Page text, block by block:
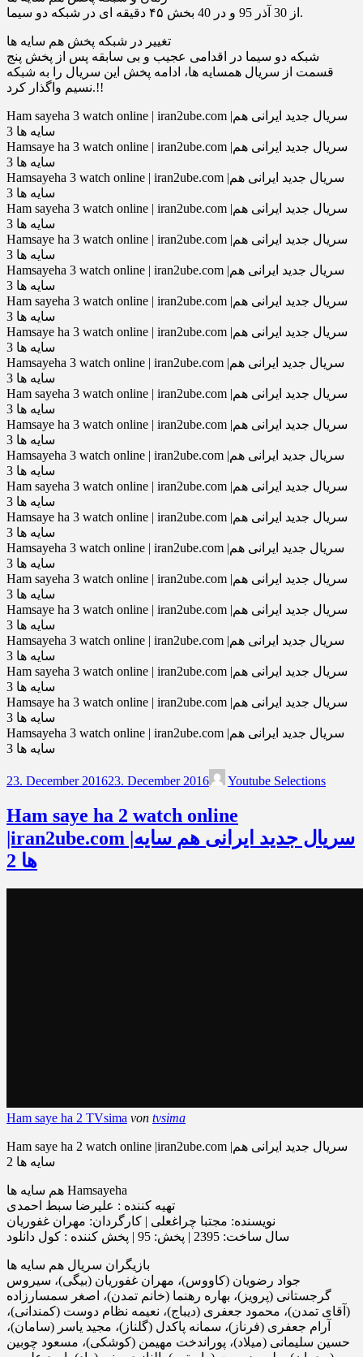
از 30 آذر 95 و در 40 بخش ۴۵ دقیقه ای در شبکه دو سیما.
تغییر در شبکه پخش هم سایه ها
شبكه دو سيما در اقدامی عجيب و بی سابقه پس از پخش پنج
قسمت از سريال همسايه ها، ادامه پخش اين سريال را به شبكه
نسيم واگذار كرد.!!
Ham sayeha 3 watch online | iran2ube.com |سریال جدید ایرانی هم
سایه ها 3
Hamsaye ha 3 watch online | iran2ube.com |سریال جدید ایرانی هم
سایه ها 3
Hamsayeha 3 watch online | iran2ube.com |سریال جدید ایرانی هم
سایه ها 3
Ham sayeha 3 watch online | iran2ube.com |سریال جدید ایرانی هم
سایه ها 3
Hamsaye ha 3 watch online | iran2ube.com |سریال جدید ایرانی هم
سایه ها 3
Hamsayeha 3 watch online | iran2ube.com |سریال جدید ایرانی هم
سایه ها 3
Ham sayeha 3 watch online | iran2ube.com |سریال جدید ایرانی هم
سایه ها 3
Hamsaye ha 3 watch online | iran2ube.com |سریال جدید ایرانی هم
سایه ها 3
Hamsayeha 3 watch online | iran2ube.com |سریال جدید ایرانی هم
سایه ها 3
Ham sayeha 3 watch online | iran2ube.com |سریال جدید ایرانی هم
سایه ها 3
Hamsaye ha 3 watch online | iran2ube.com |سریال جدید ایرانی هم
سایه ها 3
Hamsayeha 3 watch online | iran2ube.com |سریال جدید ایرانی هم
سایه ها 3
Ham sayeha 3 watch online | iran2ube.com |سریال جدید ایرانی هم
سایه ها 3
Hamsaye ha 3 watch online | iran2ube.com |سریال جدید ایرانی هم
سایه ها 3
Hamsayeha 3 watch online | iran2ube.com |سریال جدید ایرانی هم
سایه ها 3
Ham sayeha 3 watch online | iran2ube.com |سریال جدید ایرانی هم
سایه ها 3
Hamsaye ha 3 watch online | iran2ube.com |سریال جدید ایرانی هم
سایه ها 3
Hamsayeha 3 watch online | iran2ube.com |سریال جدید ایرانی هم
سایه ها 3
Ham sayeha 3 watch online | iran2ube.com |سریال جدید ایرانی هم
سایه ها 3
Hamsaye ha 3 watch online | iran2ube.com |سریال جدید ایرانی هم
سایه ها 3
Hamsayeha 3 watch online | iran2ube.com |سریال جدید ایرانی هم
سایه ها 3
23. December 201623. December 2016 Youtube Selections
Ham saye ha 2 watch online
|iran2ube.com |سریال جدید ایرانی هم سایه
ها 2
Ham saye ha 2 TVsima von tvsima
Ham saye ha 2 watch online |iran2ube.com |سریال جدید ایرانی هم
سایه ها 2
هم سایه ها Hamsayeha
تهیه‌ کننده : علیرضا سبط احمدی
نویسنده: مجتبا چراغعلی | کارگردان: مهران غفوریان
سال ساخت: 2395 | پخش: 95 | پخش کننده : کول دانلود
بازیگران سریال هم سایه ها
جواد رضویان (کاووس)، مهران غفوریان (بیگى)، سیروس
گرجستانى (پرویز)، بهاره رهنما (خانم تمدن)، اصغر سمسارزاده
(آقاى تمدن)، محمود جعفرى (دیباج)، نعیمه نظام دوست (کمندانى)،
آرام جعفرى (فرناز)، سمانه پاکدل (گلناز)، مجید یاسر (سامان)،
حسین سلیمانى (میلاد)، پوراندخت مهیمن (کوشکى)، مسعود چوبین